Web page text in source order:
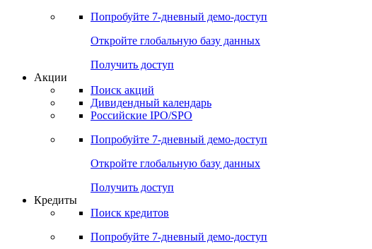
Попробуйте 7-дневный демо-доступ
Откройте глобальную базу данных
Получить доступ
Акции
Поиск акций
Дивидендный календарь
Российские IPO/SPO
Попробуйте 7-дневный демо-доступ
Откройте глобальную базу данных
Получить доступ
Кредиты
Поиск кредитов
Попробуйте 7-дневный демо-доступ